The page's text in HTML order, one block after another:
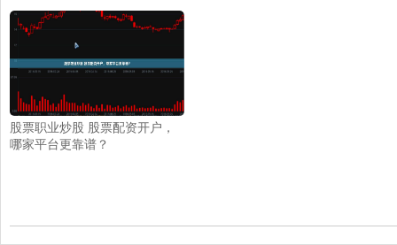
股票职业炒股 股票配资开户，
哪家平台更靠谱？